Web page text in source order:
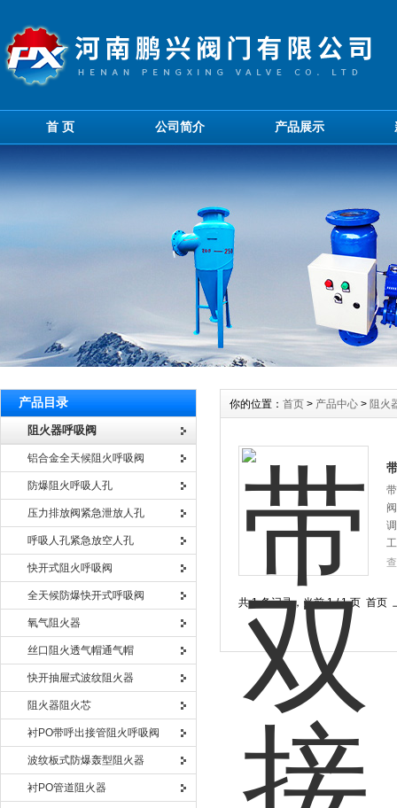
首 页 公司简介 产品展示
产品目录
阻火器呼吸阀
铝合金全天候阻火呼吸阀
防爆阻火呼吸人孔
压力排放阀紧急泄放人孔
呼吸人孔紧急放空人孔
快开式阻火呼吸阀
全天候防爆快开式呼吸阀
氧气阻火器
丝口阻火透气帽通气帽
快开抽屉式波纹阻火器
阻火器阻火芯
衬PO带呼出接管阻火呼吸阀
波纹板式防爆轰型阻火器
衬PO管道阻火器
你的位置： 首页 > 产品中心 > 阻火
共 1 条记录，当前 1 / 1 页 首页